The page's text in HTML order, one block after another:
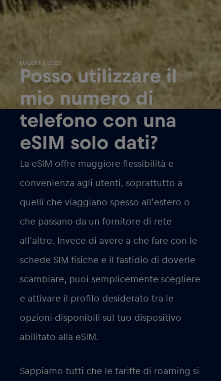
LUGLIO 7, 2023
Posso utilizzare il
mio numero di
telefono con una
eSIM solo dati?
La eSIM offre maggiore flessibilità e
convenienza agli utenti, soprattutto a
quelli che viaggiano spesso all’estero o
che passano da un fornitore di rete
all’altro. Invece di avere a che fare con le
schede SIM fisiche e il fastidio di doverle
scambiare, puoi semplicemente scegliere
e attivare il profilo desiderato tra le
opzioni disponibili sul tuo dispositivo
abilitato alla eSIM.
Sappiamo tutti che le tariffe di roaming si